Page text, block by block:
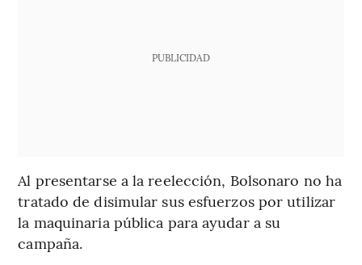
PUBLICIDAD
Al presentarse a la reelección, Bolsonaro no ha
tratado de disimular sus esfuerzos por utilizar
la maquinaria pública para ayudar a su
campaña.